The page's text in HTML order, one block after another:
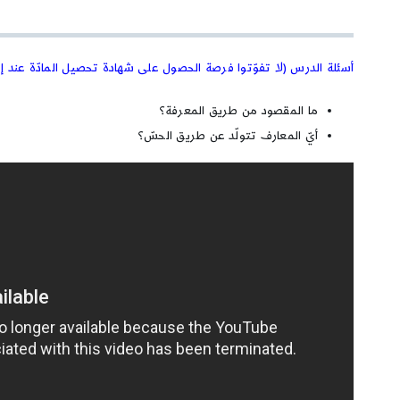
أسئلة الدرس (لا تفوّتوا فرصة الحصول على شهادة تحصيل المادّة
ما المقصود من طريق المعرفة؟
أيّ المعارف تتولّد عن طريق الحسّ؟